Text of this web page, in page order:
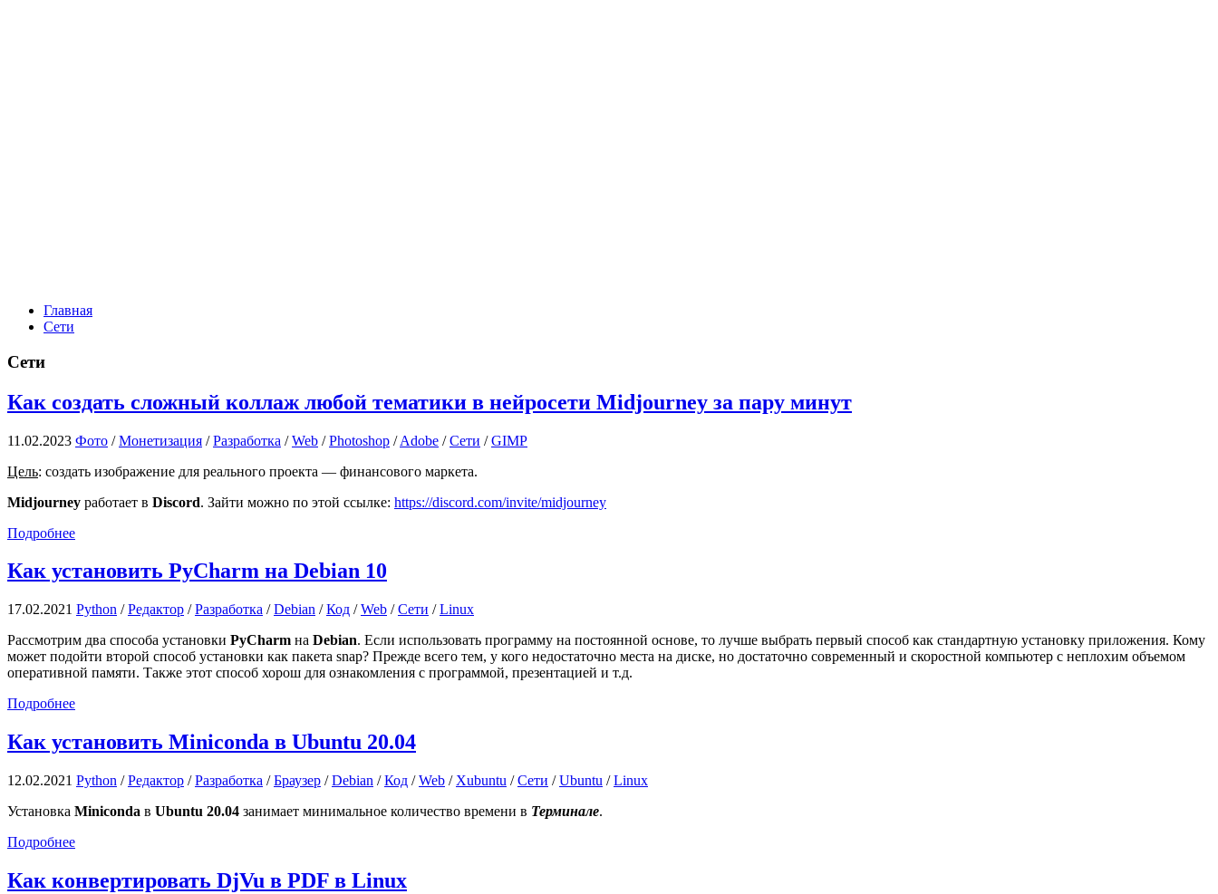
Главная
Сети
Сети
Как создать сложный коллаж любой тематики в нейросети Midjourney за пару минут
11.02.2023 Фото /Монетизация /Разработка /Web /Photoshop /Adobe /Сети /GIMP
Цель: создать изображение для реального проекта — финансового маркета.
Midjourney работает в Discord. Зайти можно по этой ссылке: https://discord.com/invite/midjourney
Подробнее
Как установить PyCharm на Debian 10
17.02.2021 Python /Редактор /Разработка /Debian /Код /Web /Сети /Linux
Рассмотрим два способа установки PyCharm на Debian. Если использовать программу на постоянной основе, то лучше выбрать первый способ как стандартную установку приложения. Кому
может подойти второй способ установки как пакета snap? Прежде всего тем, у кого недостаточно места на диске, но достаточно современный и скоростной компьютер с неплохим объемом
оперативной памяти. Также этот способ хорош для ознакомления с программой, презентацией и т.д.
Подробнее
Как установить Miniconda в Ubuntu 20.04
12.02.2021 Python /Редактор /Разработка /Браузер /Debian /Код /Web / Xubuntu /Сети /Ubuntu /Linux
Установка Miniconda в Ubuntu 20.04 занимает минимальное количество времени в Терминале.
Подробнее
Как конвертировать DjVu в PDF в Linux